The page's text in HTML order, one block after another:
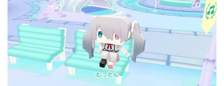
WORKS
ACTION
RECRUIT